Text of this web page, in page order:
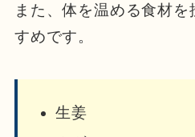
また、体を温める食材
すめです。
生姜